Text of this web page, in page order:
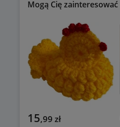
Mogą Cię zainteresować
15,99 zł